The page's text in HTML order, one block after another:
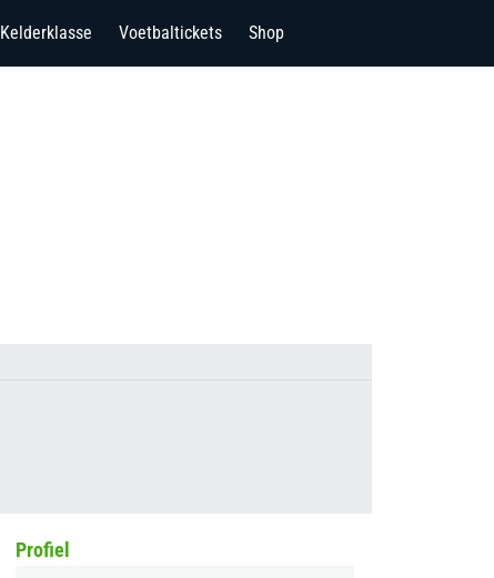
Kelderklasse Voetbaltickets Shop
Profiel